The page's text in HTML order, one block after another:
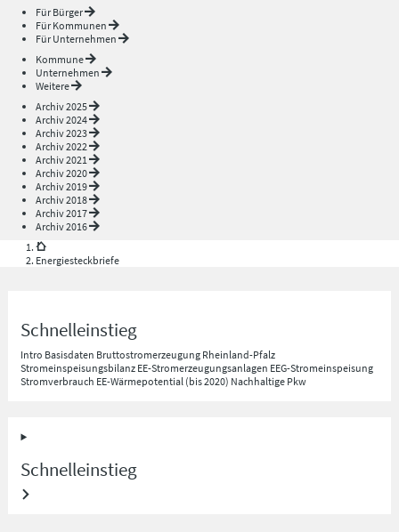
Für Bürger
Für Kommunen
Für Unternehmen
Kommune
Unternehmen
Weitere
Archiv 2025
Archiv 2024
Archiv 2023
Archiv 2022
Archiv 2021
Archiv 2020
Archiv 2019
Archiv 2018
Archiv 2017
Archiv 2016
Energiesteckbriefe
Schnelleinstieg
Intro Basisdaten Bruttostromerzeugung Rheinland-Pfalz
Stromeinspeisungsbilanz EE-Stromerzeugungsanlagen EEG-Stromeinspeisung
Stromverbrauch EE-Wärmepotential (bis 2020) Nachhaltige Pkw
Schnelleinstieg